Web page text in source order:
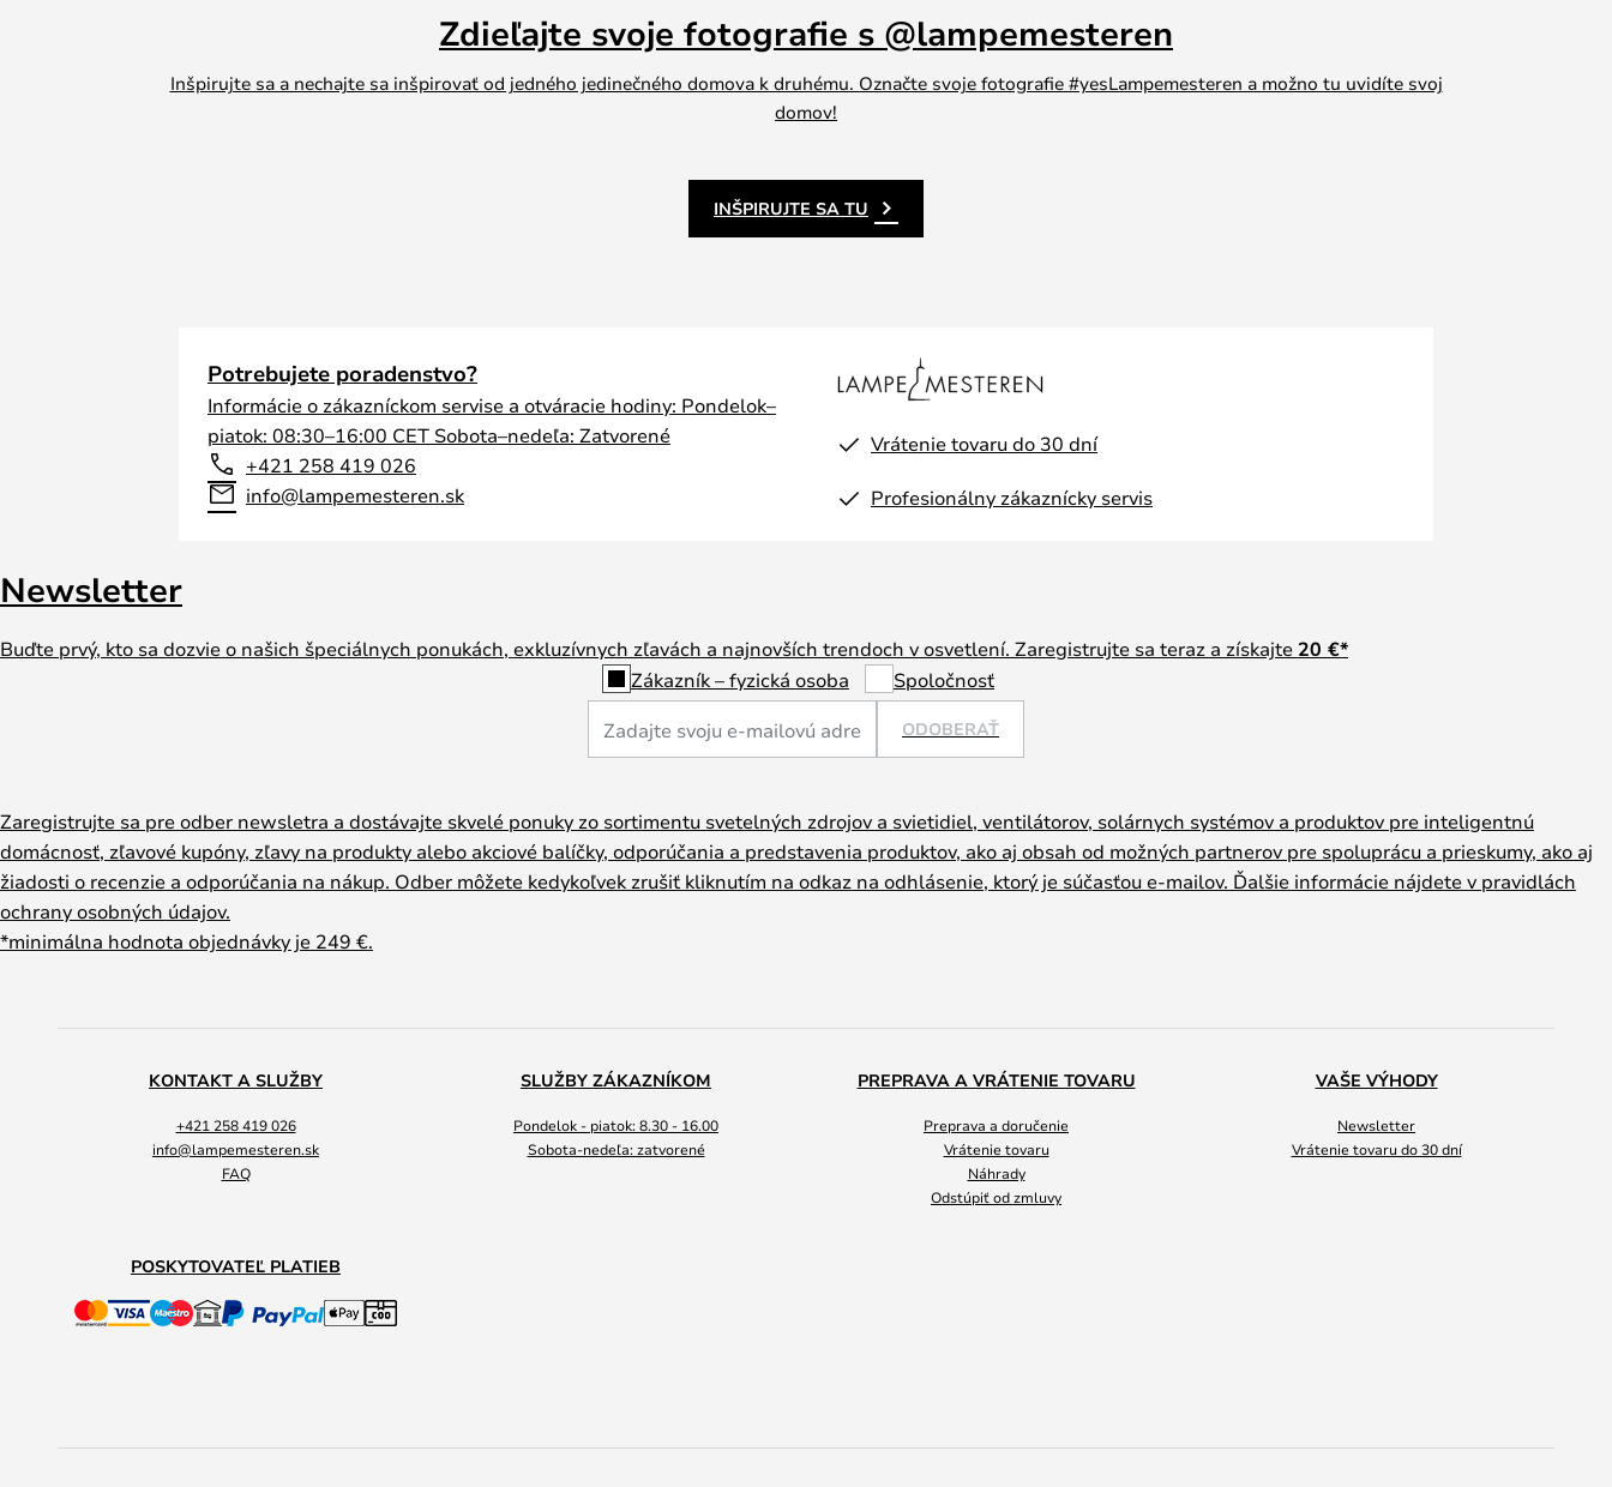
Zdieľajte svoje fotografie s @lampemesteren
Inšpirujte sa a nechajte sa inšpirovať od jedného jedinečného domova k druhému. Označte svoje fotografie #yesLampemesteren a možno tu uvidíte svoj
domov!
INŠPIRUJTE SA TU
Potrebujete poradenstvo?
Informácie o zákazníckom servise a otváracie hodiny: Pondelok–
piatok: 08:30–16:00 CET Sobota–nedeľa: Zatvorené
+421 258 419 026
info@lampemesteren.sk
Vrátenie tovaru do 30 dní
Profesionálny zákaznícky servis
Newsletter
Buďte prvý, kto sa dozvie o našich špeciálnych ponukách, exkluzívnych zľavách a najnovších trendoch v osvetlení. Zaregistrujte sa teraz a získajte 20 €*
Zákazník – fyzická osoba Spoločnosť
ODOBERAŤ
Zaregistrujte sa pre odber newsletra a dostávajte skvelé ponuky zo sortimentu svetelných zdrojov a svietidiel, ventilátorov, solárnych systémov a produktov pre inteligentnú
domácnosť, zľavové kupóny, zľavy na produkty alebo akciové balíčky, odporúčania a predstavenia produktov, ako aj obsah od možných partnerov pre spoluprácu a prieskumy, ako aj
žiadosti o recenzie a odporúčania na nákup. Odber môžete kedykoľvek zrušiť kliknutím na odkaz na odhlásenie, ktorý je súčasťou e-mailov. Ďalšie informácie nájdete v pravidlách
ochrany osobných údajov.
*minimálna hodnota objednávky je 249 €.
KONTAKT A SLUŽBY
+421 258 419 026
info@lampemesteren.sk
FAQ
SLUŽBY ZÁKAZNÍKOM
Pondelok - piatok: 8.30 - 16.00
Sobota-nedeľa: zatvorené
PREPRAVA A VRÁTENIE TOVARU
Preprava a doručenie
Vrátenie tovaru
Náhrady
Odstúpiť od zmluvy
VAŠE VÝHODY
Newsletter
Vrátenie tovaru do 30 dní
POSKYTOVATEĽ PLATIEB